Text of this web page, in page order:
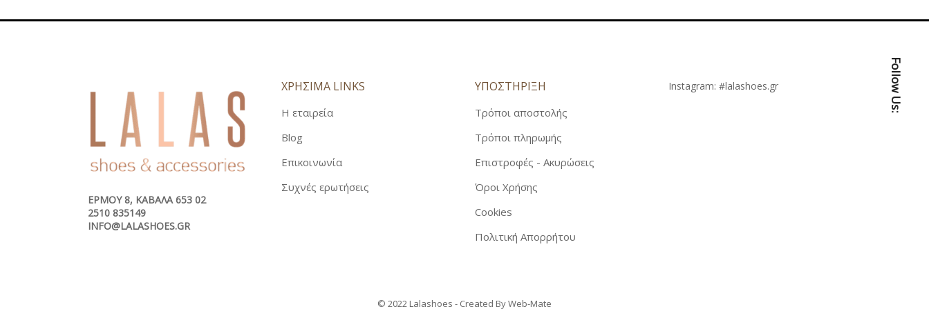
ΕΡΜΟΎ 8, ΚΑΒΆΛΑ 653 02
2510 835149
INFO@LALASHOES.GR
ΧΡΗΣΙΜΑ LINKS
Η εταιρεία
Blog
Επικοινωνία
Συχνές ερωτήσεις
ΥΠΟΣΤΗΡΙΞΗ
Τρόποι αποστολής
Τρόποι πληρωμής
Επιστροφές - Ακυρώσεις
Όροι Χρήσης
Cookies
Πολιτική Απορρήτου
Instagram: #lalashoes.gr
© 2022 Lalashoes - Created ByWeb-Mate
Follow Us: